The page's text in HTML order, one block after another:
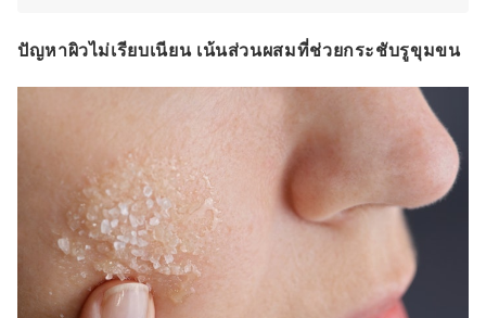
ปัญหาผิวไม่เรียบเนียน เน้นส่วนผสมที่ช่วยกระชับรูขุมขน